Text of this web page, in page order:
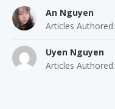
An Nguyen
Articles Authored:
Uyen Nguyen
Articles Authored: